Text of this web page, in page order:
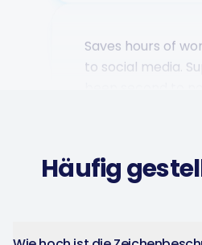
to social media.
been second to
Häufig